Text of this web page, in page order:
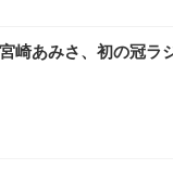
崎あみさ、初の冠ラ